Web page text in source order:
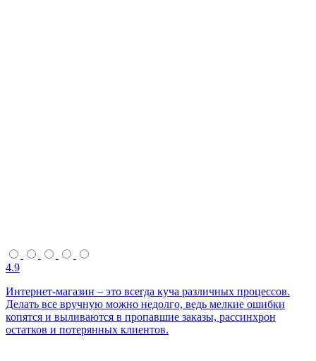
4.9
Интернет-магазин – это всегда куча различных процессов.
Делать все вручную можно недолго, ведь мелкие ошибки
копятся и выливаются в пропавшие заказы, рассинхрон
остатков и потерянных клиентов.